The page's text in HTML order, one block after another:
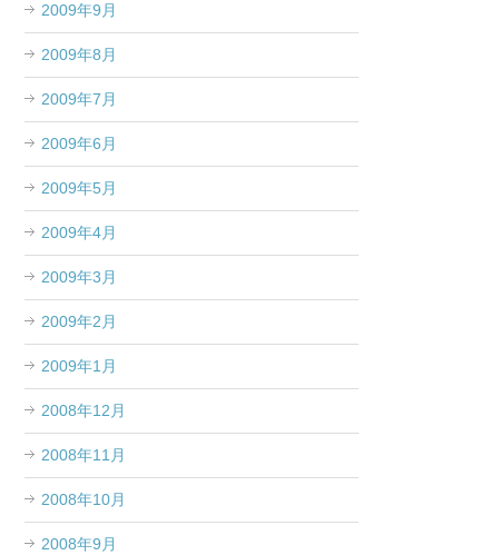
2009年9月
2009年8月
2009年7月
2009年6月
2009年5月
2009年4月
2009年3月
2009年2月
2009年1月
2008年12月
2008年11月
2008年10月
2008年9月